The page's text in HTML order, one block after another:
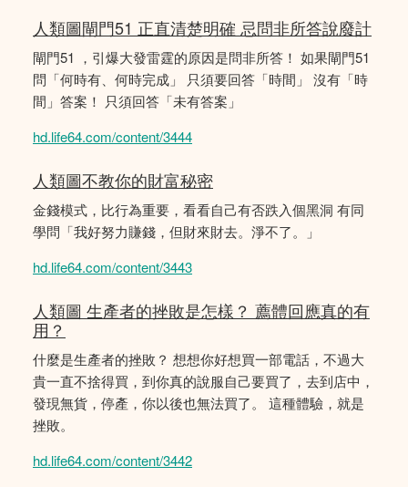
人類圖閘門51 正直清楚明確 忌問非所答說廢計
閘門51 ，引爆大發雷霆的原因是問非所答！ 如果閘門51
問「何時有、何時完成」 只須要回答「時間」 沒有「時
間」答案！ 只須回答「未有答案」
hd.life64.com/content/3444
人類圖不教你的財富秘密
金錢模式，比行為重要，看看自己有否跌入個黑洞 有同
學問「我好努力賺錢，但財來財去。淨不了。」
hd.life64.com/content/3443
人類圖 生產者的挫敗是怎樣？ 薦體回應真的有
用？
什麼是生產者的挫敗？ 想想你好想買一部電話，不過大
貴一直不捨得買，到你真的說服自己要買了，去到店中，
發現無貨，停產，你以後也無法買了。 這種體驗，就是
挫敗。
hd.life64.com/content/3442